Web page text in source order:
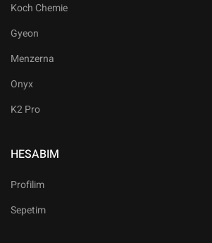
Koch Chemie
Gyeon
Menzerna
Onyx
K2 Pro
HESABIM
Profilim
Sepetim